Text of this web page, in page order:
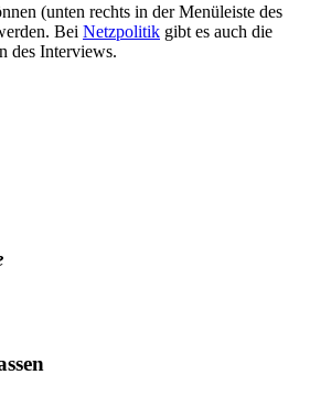
(unten rechts in der Menüleiste des
Bei Netzpolitik gibt es auch die
des Interviews.